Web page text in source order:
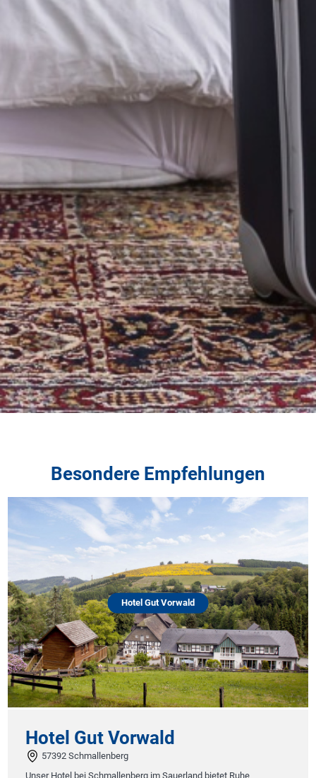
Besondere Empfehlungen
Hotel Gut Vorwald
Hotel Gut Vorwald
57392 Schmallenberg
Unser Hotel bei Schmallenberg im Sauerland bietet Ruhe